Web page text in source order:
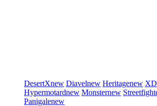
DesertXnew Diavelnew Heritagenew
Hypermotardnew Monsternew
Panigalenew